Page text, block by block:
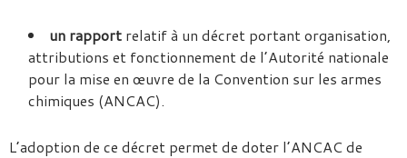
un rapport relatif à un décret portant organisation,
attributions et fonctionnement de l’Autorité nationale
pour la mise en œuvre de la Convention sur les armes
chimiques (ANCAC).
L’adoption de ce décret permet de doter l’ANCAC de